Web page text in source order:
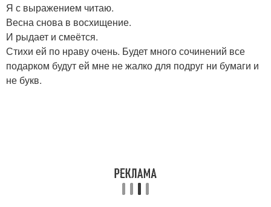
Я с выражением читаю.
Весна снова в восхищение.
И рыдает и смеётся.
Стихи ей по нраву очень. Будет много сочинений все
подарком будут ей мне не жалко для подруг ни бумаги и
не букв.